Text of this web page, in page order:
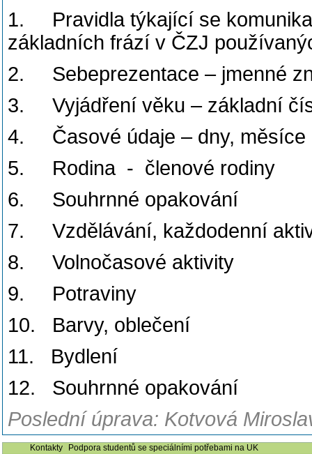
1. Pravidla týkající se
základních frází v ČZJ
2. Sebeprezentace – jmenné
3. Vyjádření věku – základní
4. Časové údaje – dny, měsíce
5. Rodina - členové rodiny
6. Souhrnné opakování
7. Vzdělávání, každodenní
8. Volnočasové aktivity
9. Potraviny
10. Barvy, oblečení
11. Bydlení
12. Souhrnné opakování
Poslední úprava: Kotvová
Kontakty
Podpora studentů se speciálními potřebami na UK